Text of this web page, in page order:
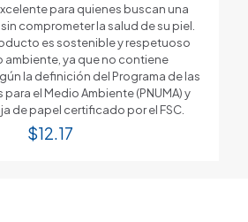
para quienes buscan una
comprometer la salud de su piel.
es sostenible y respetuoso
ambiente, ya que no contiene
la definición del Programa de las
el Medio Ambiente (PNUMA) y
de papel certificado por el FSC.
$12.17